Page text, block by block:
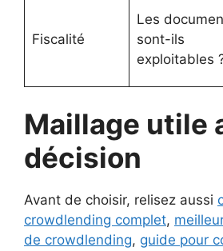
Fiscalité
Les
sont-ils
exploitables
Maillage utile
décision
Avant de choisir, relisez aussi
crowdlending complet,
de crowdlending, guide pour